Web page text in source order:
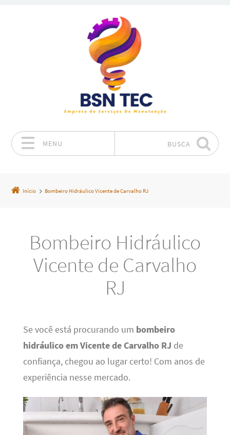
MENU BUSCA
Início Bombeiro Hidráulico Vicente de Carvalho RJ
Bombeiro Hidráulico
Vicente de Carvalho
RJ
Se você está procurando um bombeiro
hidráulico em Vicente de Carvalho RJ de
confiança, chegou ao lugar certo! Com anos de
experiência nesse mercado.